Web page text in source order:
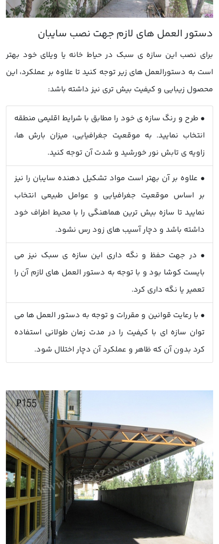
برای نصب این سازه ی سبک در حیاط خانه یا ویلای خود بهتر
است به دستورالعمل های زیر توجه کنید تا علاوه بر عملکرد، این
محصول زیبایی و کیفیت بیش تری نیز داشته باشد:
• طرح و رنگ سازه ی خود را مطابق با شرایط اقلیمی منطقه
انتخاب نمایید. به موقعیت جغرافیایی، میزان بارش ها،
زاویه ی تابش نور خورشید و شدت آن توجه کنید.
• علاوه بر آن بهتر است مواد تشکیل دهنده سایبان را نیز
بر اساس موقعیت جغرافیایی و عوامل طبیعی انتخاب
نمایید تا سازه بیش ترین هماهنگی را با محیط اطراف خود
داشته باشد و دچار آسیب های زود رس نشود.
• در جهت حفظ و نگه داری این سازه ی سبک نیز می
بایست کوشا بود و با توجه به دستور العمل های لازم آن را
تعمیر یا نگه داری کرد.
• با رعایت قوانین و مقررات و توجه به دستور العمل ها می
توان سازه ای با کیفیت را در مدت زمان طولانی استفاده
کرد بدون آن که ظاهر و عملکرد آن دچار اختلال شود.